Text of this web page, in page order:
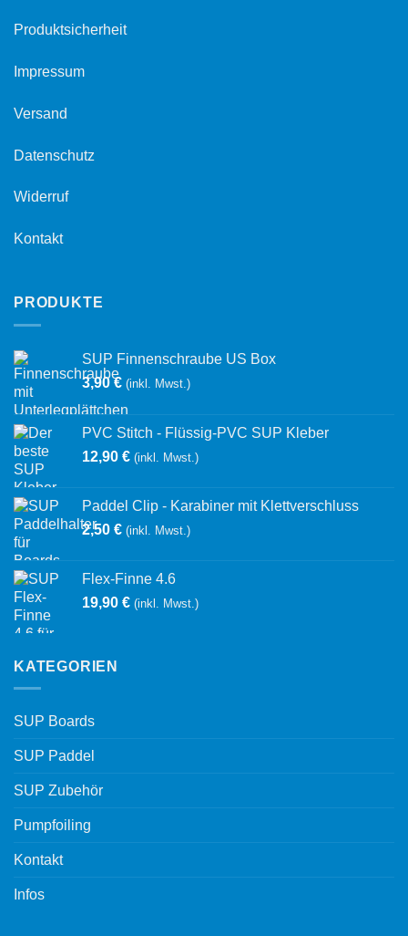
Produktsicherheit
Impressum
Versand
Datenschutz
Widerruf
Kontakt
PRODUKTE
SUP Finnenschraube US Box
3,90€ (inkl. Mwst.)
PVC Stitch - Flüssig-PVC SUP Kleber
12,90 € (inkl. Mwst.)
Paddel Clip - Karabiner mit Klettverschluss
2,50 € (inkl. Mwst.)
Flex-Finne 4.6
19,90 € (inkl. Mwst.)
KATEGORIEN
SUP Boards
SUP Paddel
SUP Zubehör
Pumpfoiling
Kontakt
Infos